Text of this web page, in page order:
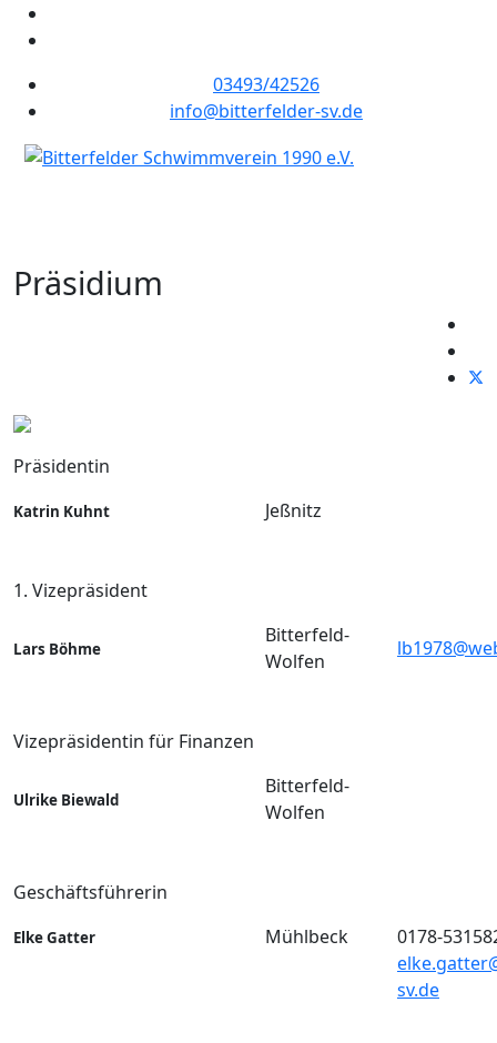
03493/42526
info@bitterfelder-sv.de
Präsidium
Präsidentin
Katrin Kuhnt Jeßnitz
1. Vizepräsident
Lars Böhme
Bitterfeld-
Wolfen
Vizepräsidentin für Finanzen
Ulrike Biewald
Bitterfeld-
Wolfen
Geschäftsführerin
Elke Gatter Mühlbeck
0178-
sv.de